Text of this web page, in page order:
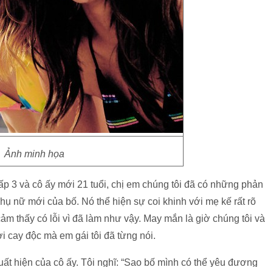
Ảnh minh họa
3 và cô ấy mới 21 tuổi, chị em chúng tôi đã có những phản
nữ mới của bố. Nó thể hiện sự coi khinh với mẹ kế rất rõ
thấy có lỗi vì đã làm như vậy. May mắn là giờ chúng tôi và
cay độc mà em gái tôi đã từng nói.
hiện của cô ấy. Tôi nghĩ: “Sao bố mình có thể yêu đương